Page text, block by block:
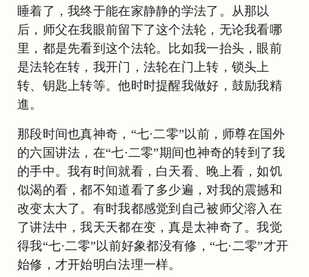
睡着了，我终于能在家静静的学法了。从那以
后，师父在我眼前留下了这个法轮，无论我看哪
里，都是先看到这个法轮。比如我一抬头，眼前
是法轮在转，我开门，法轮在门上转，锁头上
转、钥匙上转等。他时时提醒我做好，鼓励我精
進。
那段时间也真神奇，“七·二零”以前，师尊在国外
的六国讲法，在“七·二零”期间也神奇的转到了我
的手中。我有时间就看，白天看、晚上看，如饥
似渴的看，都不知道看了多少遍，对我的震撼和
改变太大了。有时我都感觉到自己被师父溶入在
了讲法中，我天天都在变，真是太神奇了。我觉
得我“七·二零”以前好象都没有修，“七·二零”才开
始修，才开始明白法理一样。